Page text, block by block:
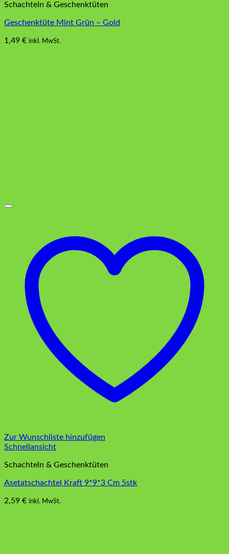
Schachteln & Geschenktüten
Geschenktüte Mint Grün – Gold
1,49 € inkl. MwSt.
Zur Wunschliste hinzufügen
Schnellansicht
Schachteln & Geschenktüten
Asetatschachtel Kraft 9*9*3 Cm 5stk
2,59 € inkl. MwSt.